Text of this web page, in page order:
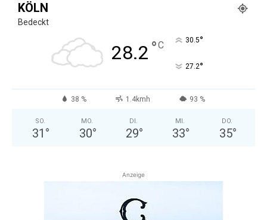
KÖLN
Bedeckt
28.2 °C 30.5°
27.2°
38 % 1.4kmh 93 %
SO.
31 °
MO.
30°
DI.
29°
MI.
33°
DO.
35°
Anzeige